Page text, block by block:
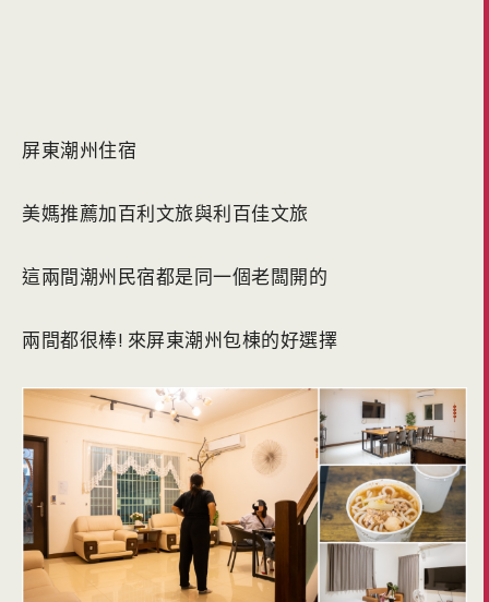
屏東潮州住宿
美媽推薦加百利文旅與利百佳文旅
這兩間潮州民宿都是同一個老闆開的
兩間都很棒! 來屏東潮州包棟的好選擇